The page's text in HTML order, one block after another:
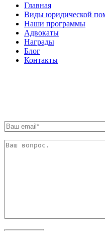
Главная
Виды юридической
Наши программы
Адвокаты
Награды
Блог
Контакты